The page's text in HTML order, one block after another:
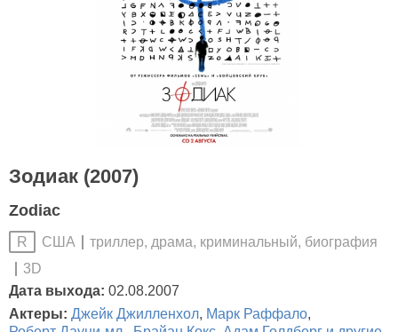
Зодиак (2007)
Zodiac
R США
триллер, драма, криминальный, биография
3D
Дата выхода: 02.08.2007
Актеры: Джейк Джилленхол, Марк Раффало,